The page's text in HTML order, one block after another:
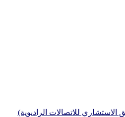
الاستشاري للاتصالات الراديوية)